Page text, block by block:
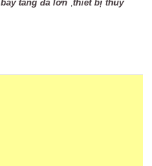
bẩy tảng đá lớn thiết bị thuỷ